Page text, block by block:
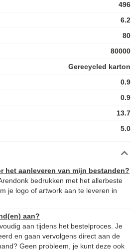
496
6.2
80
80000
Gerecycled karton
0.9
0.9
13.7
5.0
het aanleveren van mijn bestanden?
bedrukken met het allerbeste
je logo of artwork aan te leveren in
aan?
aan tijdens het bestelproces. Je
en gaan vervolgens direct aan de
Geen probleem, je kunt deze ook